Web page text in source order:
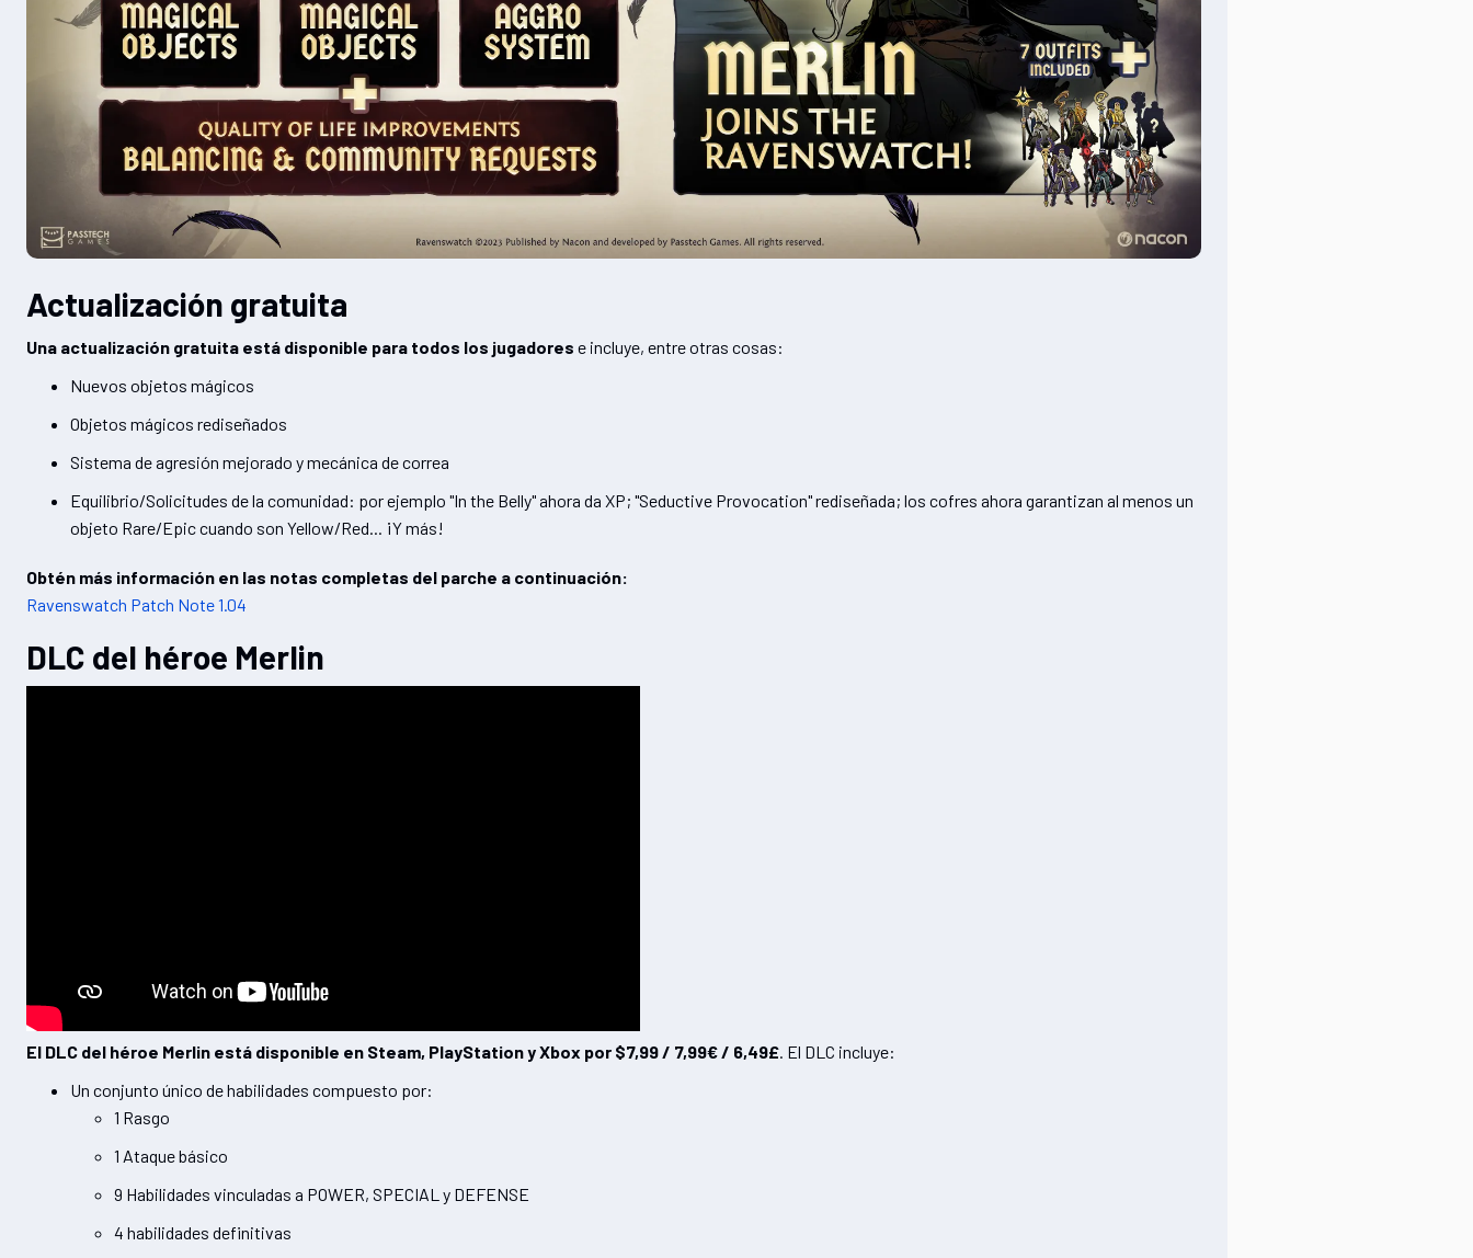
Actualización gratuita
Una actualización gratuita está disponible para todos los jugadores e incluye, entre otras cosas:
Nuevos objetos mágicos
Objetos mágicos rediseñados
Sistema de agresión mejorado y mecánica de correa
Equilibrio/Solicitudes de la comunidad: por ejemplo "In the Belly" ahora da XP; "Seductive Provocation" rediseñada; los cofres ahora garantizan al menos un
objeto Rare/Epic cuando son Yellow/Red... ¡Y más!
Obtén más información en las notas completas del parche a continuación:
Ravenswatch Patch Note 1.04
DLC del héroe Merlin
El DLC del héroe Merlin está disponible en Steam, PlayStation y Xbox por $7,99 / 7,99€ / 6,49£ . El DLC incluye:
Un conjunto único de habilidades compuesto por:
1 Rasgo
1 Ataque básico
9 Habilidades vinculadas a POWER, SPECIAL y DEFENSE
4 habilidades definitivas